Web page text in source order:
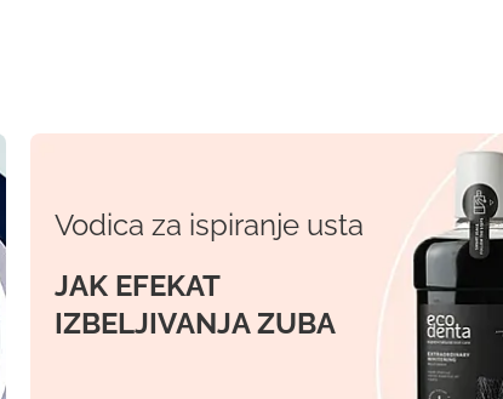
Vodica za ispiranje usta
JAK EFEKAT
IZBELJIVANJA ZUBA